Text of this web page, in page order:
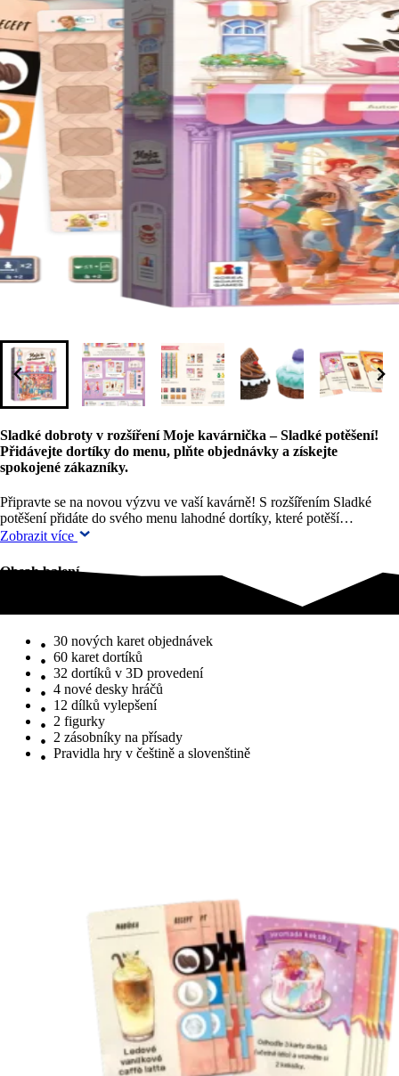
Sladké dobroty v rozšíření Moje kavárnička – Sladké potěšení!
Přidávejte dortíky do menu, plňte objednávky a získejte
spokojené zákazníky.
Připravte se na novou výzvu ve vaší kavárně! S rozšířením Sladké
potěšení přidáte do svého menu lahodné dortíky, které potěší…
Zobrazit více
Obsah balení
30 nových karet objednávek
60 karet dortíků
32 dortíků v 3D provedení
4 nové desky hráčů
12 dílků vylepšení
2 figurky
2 zásobníky na přísady
Pravidla hry v češtině a slovenštině